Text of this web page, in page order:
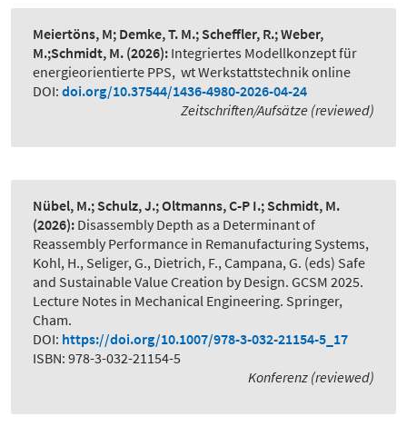
Meiertöns, M; Demke, T. M.; Scheffler, R.; Weber,
M.;Schmidt, M. (2026): Integriertes Modellkonzept für
energieorientierte PPS, wt Werkstattstechnik online
DOI: doi.org/10.37544/1436-4980-2026-04-24
Zeitschriften/Aufsätze (reviewed)
Nübel, M.; Schulz, J.; Oltmanns, C-P I.; Schmidt, M.
(2026): Disassembly Depth as a Determinant of
Reassembly Performance in Remanufacturing Systems,
Kohl, H., Seliger, G., Dietrich, F., Campana, G. (eds) Safe
and Sustainable Value Creation by Design. GCSM 2025.
Lecture Notes in Mechanical Engineering. Springer,
Cham.
DOI: https://doi.org/10.1007/978-3-032-21154-5_17
ISBN: 978-3-032-21154-5
Konferenz (reviewed)